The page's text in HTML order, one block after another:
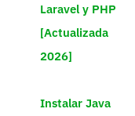
Laravel y PHP
[Actualizada
2026]
Instalar Java